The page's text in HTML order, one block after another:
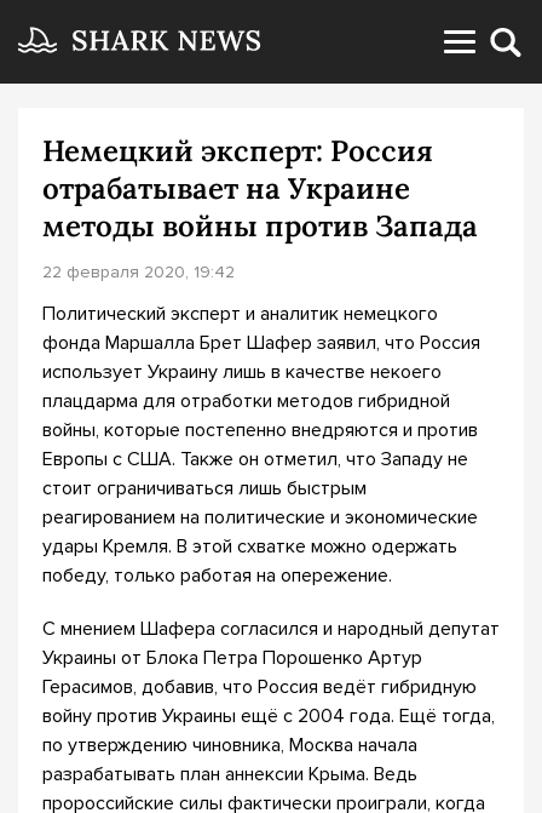
Немецкий эксперт: Россия
отрабатывает на Украине
методы войны против Запада
22 февраля 2020, 19:42
Политический эксперт и аналитик немецкого
фонда Маршалла Брет Шафер заявил, что Россия
использует Украину лишь в качестве некоего
плацдарма для отработки методов гибридной
войны, которые постепенно внедряются и против
Европы с США. Также он отметил, что Западу не
стоит ограничиваться лишь быстрым
реагированием на политические и экономические
удары Кремля. В этой схватке можно одержать
победу, только работая на опережение.
С мнением Шафера согласился и народный депутат
Украины от Блока Петра Порошенко Артур
Герасимов, добавив, что Россия ведёт гибридную
войну против Украины ещё с 2004 года. Ещё тогда,
по утверждению чиновника, Москва начала
разрабатывать план аннексии Крыма. Ведь
пророссийские силы фактически проиграли, когда